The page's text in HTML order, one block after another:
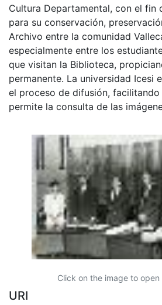
Cultura Departamental, con el fin
para su conservación,
Archivo entre la comunidad
especialmente entre los
que visitan la Biblioteca,
permanente. La universidad Icesi
el proceso de difusión,
permite la consulta de las
Click on the image to
URI